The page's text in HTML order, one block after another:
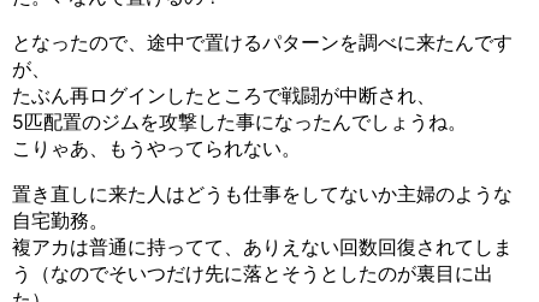
となったので、途中で置けるパターンを調べに来たんです
が、
たぶん再ログインしたところで戦闘が中断され、
5匹配置のジムを攻撃した事になったんでしょうね。
こりゃあ、もうやってられない。
置き直しに来た人はどうも仕事をしてないか主婦のような
自宅勤務。
複アカは普通に持ってて、ありえない回数回復されてしま
う（なのでそいつだけ先に落とそうとしたのが裏目に出